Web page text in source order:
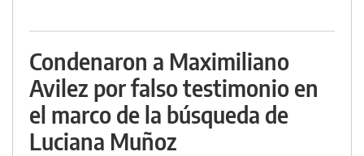
Condenaron a Maximiliano
Avilez por falso testimonio en
el marco de la búsqueda de
Luciana Muñoz